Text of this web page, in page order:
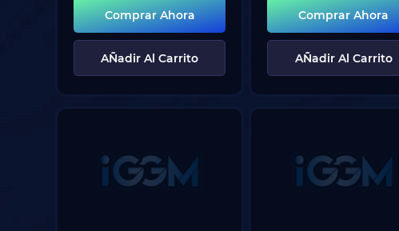
Comprar Ahora
AÑadir Al Carrito
Comprar Ahora
AÑadir Al Carrito